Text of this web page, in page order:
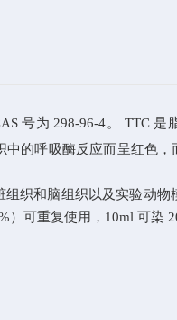
号为 298-96-4。 TTC是
中的呼吸酶反应而呈红色，
组织和脑组织以及实验动
）可重复使用 ，10ml 可染